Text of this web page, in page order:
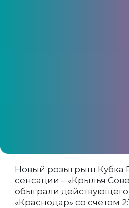
Новый розыгрыш Кубка
сенсации – «Крылья
обыграли
«Краснодар» со счетом